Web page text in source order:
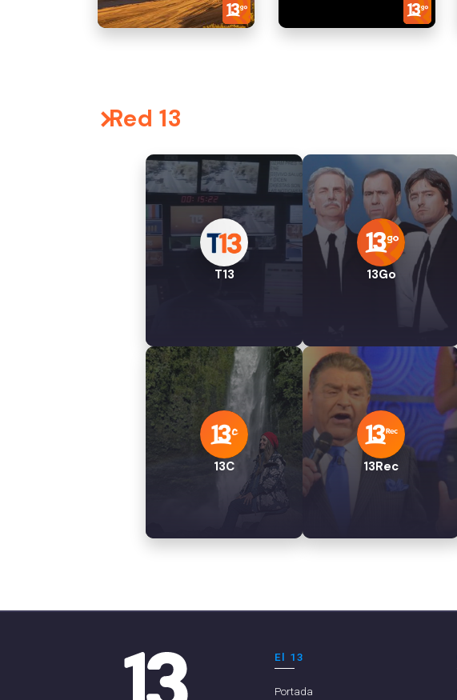
Red 13
T13 13Go
13C 13Rec
El 13
Portada